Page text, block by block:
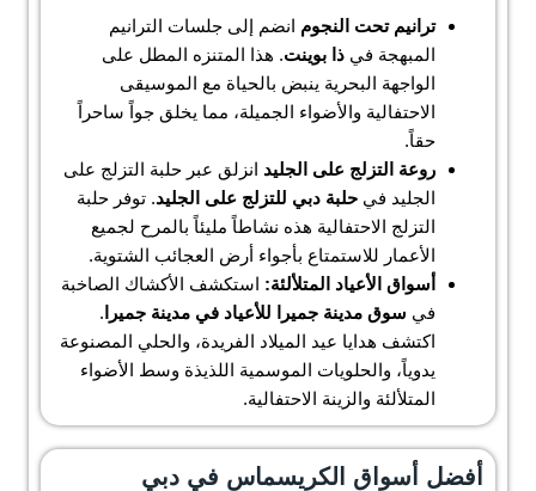
ترانيم تحت النجوم انضم إلى جلسات الترانيم
المبهجة في ذا بوينت. هذا المتنزه المطل على
الواجهة البحرية ينبض بالحياة مع الموسيقى
الاحتفالية والأضواء الجميلة، مما يخلق جواً ساحراً
حقاً.
روعة التزلج على الجليد انزلق عبر حلبة التزلج على
الجليد في حلبة دبي للتزلج على الجليد. توفر حلبة
التزلج الاحتفالية هذه نشاطاً مليئاً بالمرح لجميع
الأعمار للاستمتاع بأجواء أرض العجائب الشتوية.
أسواق الأعياد المتلألئة: استكشف الأكشاك الصاخبة
في سوق مدينة جميرا للأعياد في مدينة جميرا .
اكتشف هدايا عيد الميلاد الفريدة، والحلي المصنوعة
يدوياً، والحلويات الموسمية اللذيذة وسط الأضواء
المتلألئة والزينة الاحتفالية.
أفضل أسواق الكريسماس في دبي